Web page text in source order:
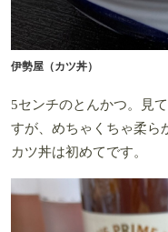
伊勢屋（カツ丼）
5センチのとんかつ。見
すが、めちゃくちゃ柔ら
カツ丼は初めてです。